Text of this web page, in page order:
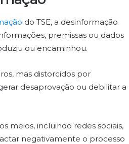
do TSE, a desinformação
premissas ou dados
ou encaminhou.
mas distorcidos por
desaprovação ou debilitar a
meios, incluindo redes sociais,
negativamente o processo